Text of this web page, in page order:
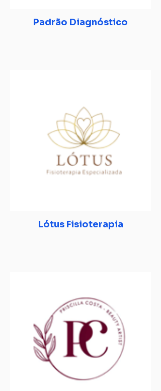
Padrão Diagnóstico
Lótus Fisioterapia